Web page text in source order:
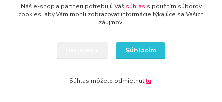
DOM, ZÁHRADA
www.topvypredaj.sk
www.proti-skodcom.sk
Náš e-shop a partneri potrebujú Váš súhlas s použitím súborov
cookies, aby Vám mohli zobrazovať informácie týkajúce sa Vašich
záujmov.
Súhlasím
Súhlas môžete odmietnuťtu.